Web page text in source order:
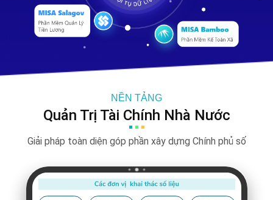
NỀN TẢNG
Quản Trị Tài Chính Nhà Nước
Giải pháp toàn diện góp phần xây dựng Chính phủ số